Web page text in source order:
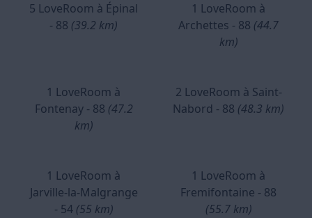
5 LoveRoom à Épinal
- 88 (39.2 km)
1 LoveRoom à
Archettes - 88 (44.7
km)
1 LoveRoom à
Fontenay - 88 (47.2
km)
2 LoveRoom à Saint-
Nabord - 88 (48.3 km)
1 LoveRoom à
Jarville-la-Malgrange
- 54 (55 km)
1 LoveRoom à
Fremifontaine - 88
(55.7 km)